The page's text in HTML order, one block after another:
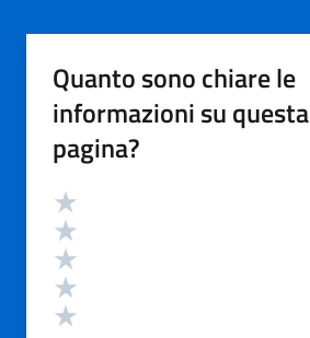
Quanto sono chiare le
informazioni su questa
pagina?
Valutazione